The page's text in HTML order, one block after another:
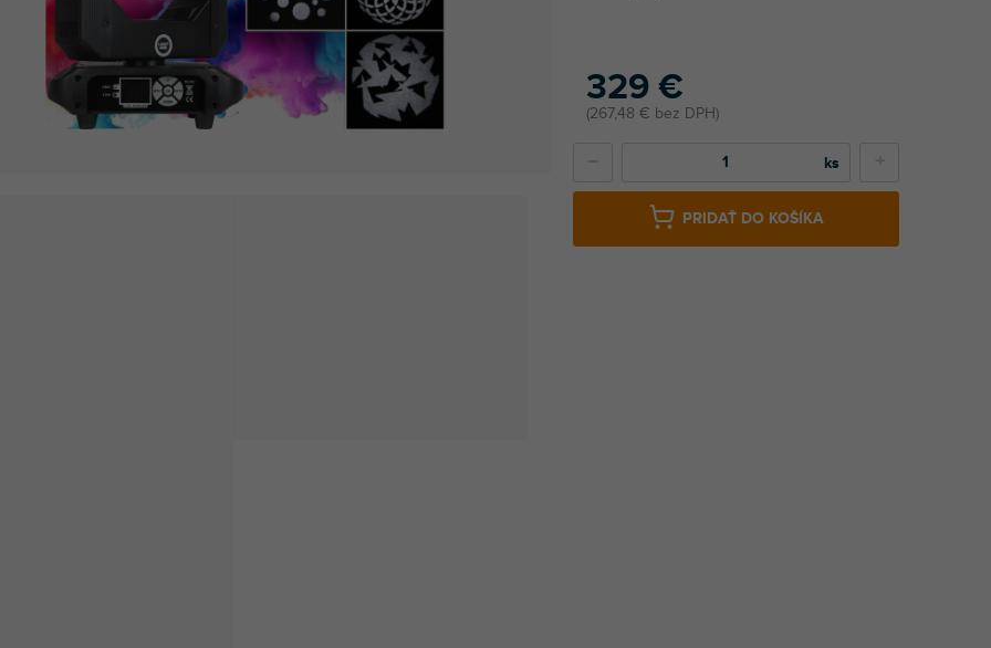
329 €
267,48 € bez DPH
PRIDAŤ DO KOŠÍKA